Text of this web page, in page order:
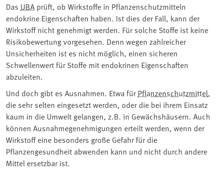
Das UBA prüft, ob Wirkstoffe in Pflanzenschutzmitteln
endokrine Eigenschaften haben. Ist dies der Fall, kann der
Wirkstoff nicht genehmigt werden. Für solche Stoffe ist keine
Risikobewertung vorgesehen. Denn wegen zahlreicher
Unsicherheiten ist es nicht möglich, einen sicheren
Schwellenwert für Stoffe mit endokrinen Eigenschaften
abzuleiten.
Und doch gibt es Ausnahmen. Etwa fürPflanzenschutzmittel,
die sehr selten eingesetzt werden, oder die bei ihrem Einsatz
kaum in die Umwelt gelangen, z.B. in Gewächshäusern. Auch
können Ausnahmegenehmigungen erteilt werden, wenn der
Wirkstoff eine besonders große Gefahr für die
Pflanzengesundheit abwenden kann und nicht durch andere
Mittel ersetzbar ist.